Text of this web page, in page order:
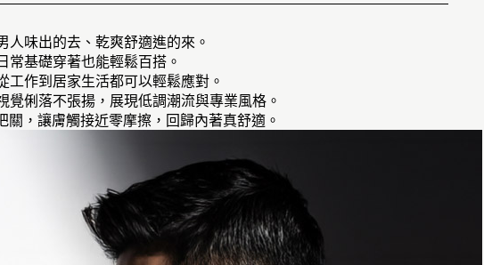
味出的去、乾爽舒適進的來。
基礎穿著也能輕鬆百搭。
作到居家生活都可以輕鬆應對。
俐落不張揚，展現低調潮流與專業風格。
，讓膚觸接近零摩擦，回歸內著真舒適。